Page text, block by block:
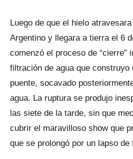
Luego de que el hielo
Argentino y llegara a tierra el 6
comenzó el proceso de “cierre”
filtración de agua que construyo
puente, socavado
agua. La ruptura se produjo
las siete de la tarde, sin que
cubrir el maravilloso show que
que se prolongó por un lapso de